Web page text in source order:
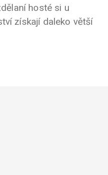
hosté si u
získají daleko větší